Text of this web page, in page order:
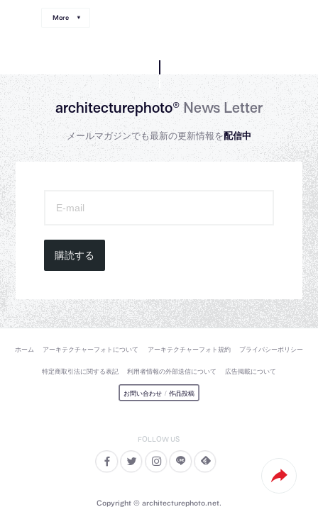
More
architecturephoto®News Letter
メールマガジンでも最新の更新情報を配信中
購読する
ホーム アーキテクチャーフォトについて アーキテクチャーフォト規約 プライバシーポリシー
特定商取引法に関する表記 利用者情報の外部送信について 広告掲載について
お問い合わせ / 作品投稿
Copyright © architecturephoto.net.